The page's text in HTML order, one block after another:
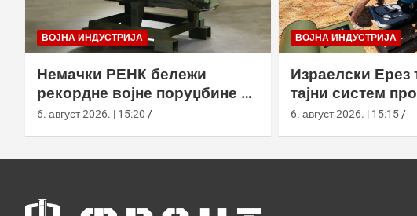
ВОЈНА ИНДУСТРИЈА
Немачки РЕНК бележи
рекордне војне поруџбине у
2026. години
6. август 2026. | 15:20
ВОЈНА ИНДУСТРИЈА
Израелски Ерез
тајни систем
са капсулом и
6. август 2026. | 15:15